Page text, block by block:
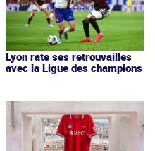
Lyon rate ses retrouvailles
avec la Ligue des champions